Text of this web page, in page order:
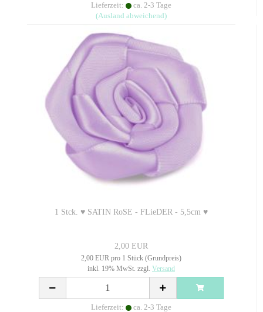
Lieferzeit:
ca. 2-3 Tage
(Ausland abweichend)
1 Stck. ♥ SATIN RoSE - FLieDER - 5,5cm ♥
2,00 EUR
2,00 EUR pro 1 Stück (Grundpreis)
inkl. 19% MwSt. zzgl. Versand
Lieferzeit:
ca. 2-3 Tage